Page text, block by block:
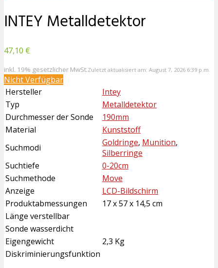
INTEY Metalldetektor
47,10 €
inkl. 19% gesetzlicher MwSt.Zuletzt aktualisiert am: August 7, 2026 6:39 p.m.
Nicht Verfügbar
Hersteller
Intey
Typ
Metalldetektor
Durchmesser der Sonde
190mm
Material
Kunststoff
Suchmodi
Goldringe, Munition,
Silberringe
Suchtiefe
0-20cm
Suchmethode
Move
Anzeige
LCD-Bildschirm
Produktabmessungen
17 x 57 x 14,5 cm
Länge verstellbar
Sonde wasserdicht
Eigengewicht
2,3 Kg
Diskriminierungsfunktion